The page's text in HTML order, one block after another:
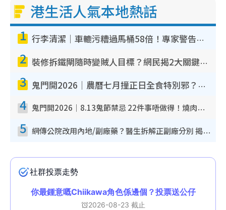
港生活人氣本地熱話
1 行李清潔｜車轆污糟過馬桶58倍！專家警告忌用酒精抹 教1招免污手除菌
2 裝修拆鐵閘隨時變賊人目標？網民揭2大關鍵用途：裝新式等於白裝？附新舊鐵閘分別
3 鬼門開2026｜農曆七月撞正日全食特別邪？專家警告切忌做一事！揭4大禁忌+2招保平安
4 鬼門開2026｜8.13鬼節禁忌 22件事唔做得！燒肉、刺身要少食？半夜勿吹口哨/打呢個電話
5 網傳公院改用內地/副廠藥？醫生拆解正副廠分別 揭4類人換藥隨時出事